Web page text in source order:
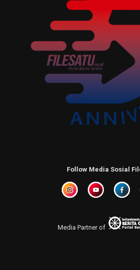
Follow Media Sosial
Media Partner of